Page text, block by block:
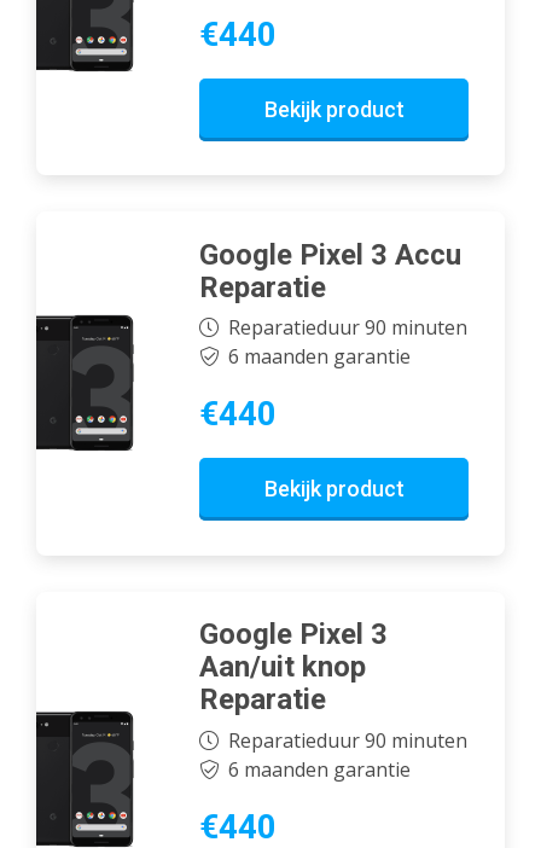
€440
Bekijk product
Google Pixel 3 Accu
Reparatie
Reparatieduur 90 minuten
6 maanden garantie
€440
Bekijk product
Google Pixel 3
Aan/uit knop
Reparatie
Reparatieduur 90 minuten
6 maanden garantie
€440